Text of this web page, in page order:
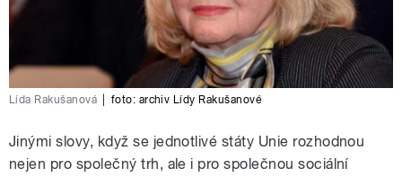
Lída Rakušanová foto: archiv Lídy Rakušanové
Jinými slovy, když se jednotlivé státy Unie rozhodnou
nejen pro společný trh, ale i pro společnou sociální